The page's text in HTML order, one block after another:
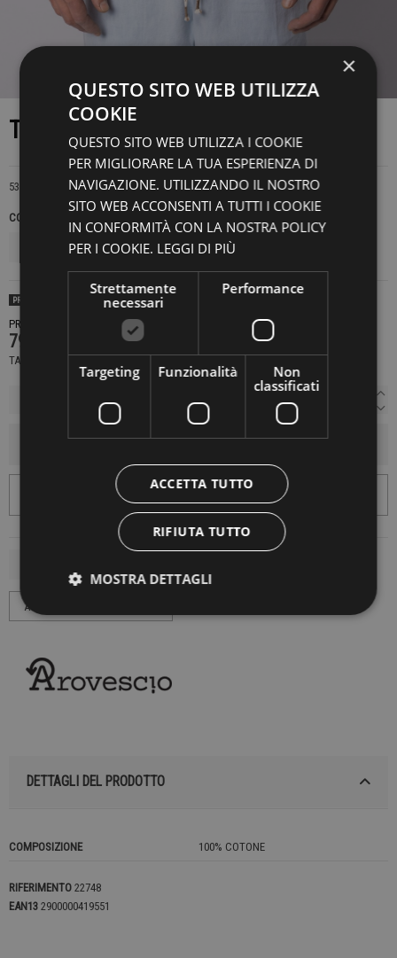
T-SHIRT
5308/5
COLORE TAGLIE NAZIONALI
PRODOTTO DISPONIBILE CON DIVERSE OPZIONI
PRODOTTO NON DISPONIBILE CONTATTACI PER SAPERE DI PIÙ
79,00 €
TASSE INCLUSE
DETTAGLI DEL PRODOTTO
COMPOSIZIONE 100% COTONE
RIFERIMENTO 22748
EAN13 2900000419551
×
QUESTO SITO WEB UTILIZZA
COOKIE
QUESTO SITO WEB UTILIZZA I COOKIE
PER MIGLIORARE LA TUA ESPERIENZA DI
NAVIGAZIONE. UTILIZZANDO IL NOSTRO
SITO WEB ACCONSENTI A TUTTI I COOKIE
IN CONFORMITÀ CON LA NOSTRA POLICY
PER I COOKIE. LEGGI DI PIÙ
Strettamente
necessari
Performance
Targeting Funzionalità
Non
classificati
ACCETTA TUTTO
RIFIUTA TUTTO
MOSTRA DETTAGLI